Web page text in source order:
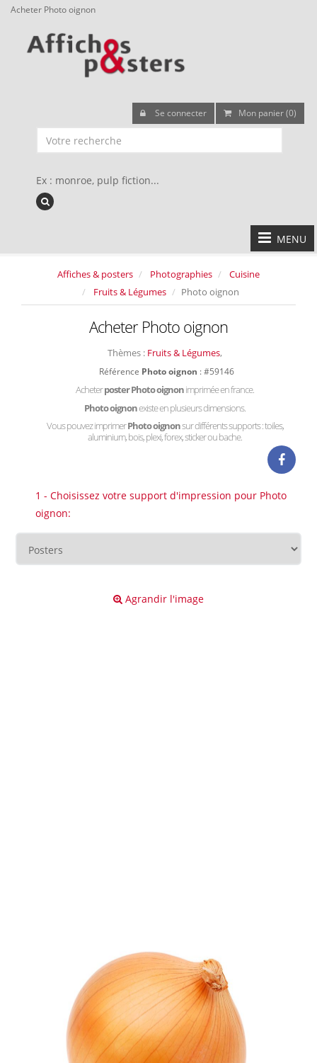
Acheter Photo oignon
Se connecter Mon panier (0)
Ex : monroe, pulp fiction...
MENU
Affiches & posters Photographies
Cuisine
Fruits & Légumes
Photo oignon
Acheter Photo oignon
Thèmes : Fruits & Légumes,
Référence Photo oignon : #59146
Acheterposter Photo oignonimprimée en france.
Photo oignonexiste en plusieurs dimensions.
Vous pouvez imprimerPhoto oignonsur différents supports : toiles,
aluminium, bois, plexi, forex, sticker ou bache.
1 - Choisissez votre support d'impression pour Photo
oignon:
Agrandir l'image